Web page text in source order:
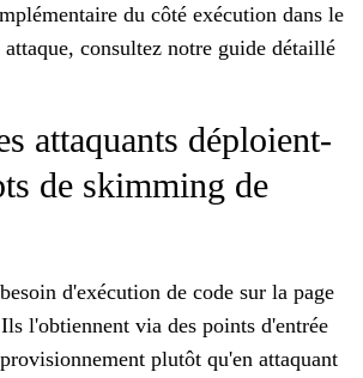
du côté exécution dans le
consultez notre guide détaillé
attaquants déploient-
de skimming de
d'exécution de code sur la page
l'obtiennent via des points d'entrée
plutôt qu'en attaquant